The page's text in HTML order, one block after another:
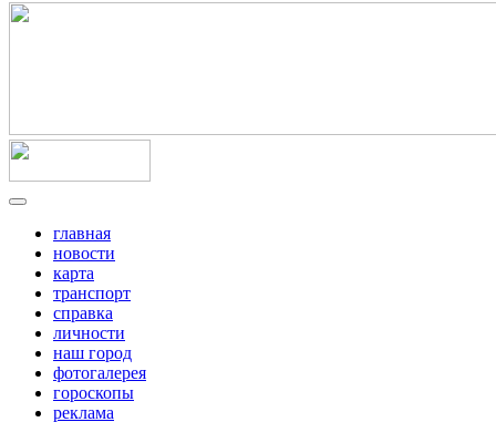
главная
новости
карта
транспорт
справка
личности
наш город
фотогалерея
гороскопы
реклама